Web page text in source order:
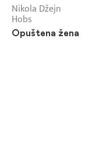
Nikola Džejn
Hobs
Opuštena žena